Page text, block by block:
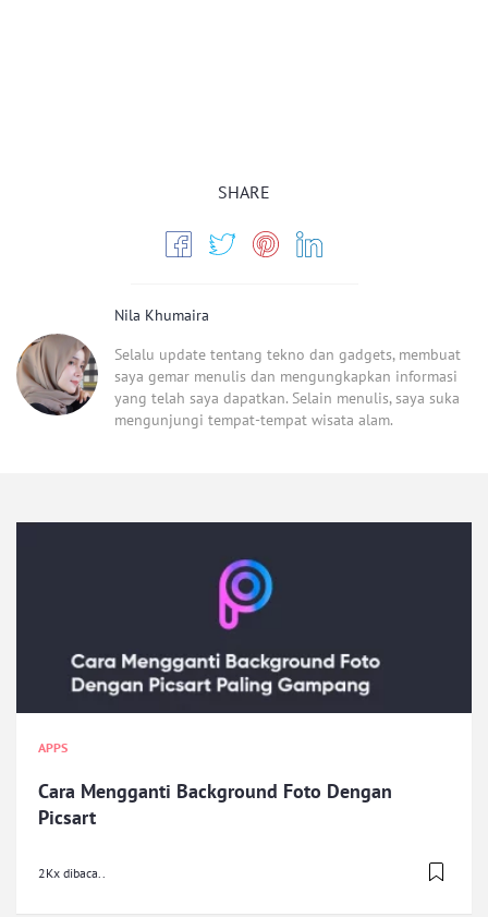
SHARE
Nila Khumaira
Selalu update tentang tekno dan gadgets, membuat
saya gemar menulis dan mengungkapkan informasi
yang telah saya dapatkan. Selain menulis, saya suka
mengunjungi tempat-tempat wisata alam.
APPS
Cara Mengganti Background Foto Dengan
Picsart
2Kx dibaca..